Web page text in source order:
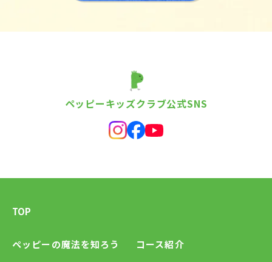
ペッピーキッズクラブ公式SNS
TOP
ペッピーの魔法を知ろう
コース紹介